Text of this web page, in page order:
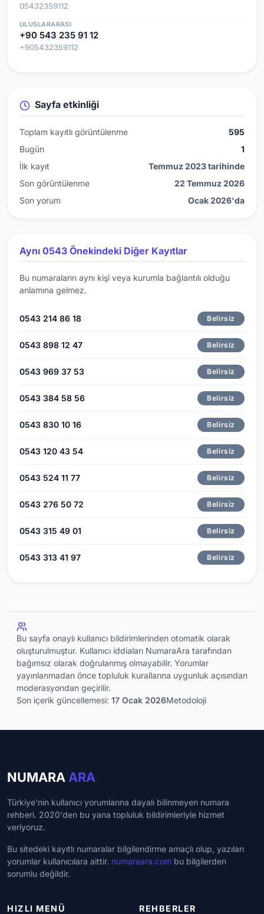
05432359112
ULUSLARARASI
+90 543 235 91 12
+905432359112
Sayfa etkinliği
Toplam kayıtlı görüntülenme
595
Bugün
1
İlk kayıt
Temmuz 2023 tarihinde
Son görüntülenme
22 Temmuz 2026
Son yorum
Ocak 2026'da
Aynı 0543 Önekindeki Diğer Kayıtlar
Bu numaraların aynı kişi veya kurumla bağlantılı olduğu
anlamına gelmez.
0543 214 86 18 Belirsiz
0543 898 12 47 Belirsiz
0543 969 37 53 Belirsiz
0543 384 58 56 Belirsiz
0543 830 10 16 Belirsiz
0543 120 43 54 Belirsiz
0543 524 11 77 Belirsiz
0543 276 50 72 Belirsiz
0543 315 49 01 Belirsiz
0543 313 41 97 Belirsiz
Bu sayfa onaylı kullanıcı bildirimlerinden otomatik olarak
oluşturulmuştur. Kullanıcı iddiaları NumaraAra tarafından
bağımsız olarak doğrulanmış olmayabilir. Yorumlar
yayınlanmadan önce topluluk kurallarına uygunluk açısından
moderasyondan geçirilir.
Son içerik güncellemesi: 17 Ocak 2026Metodoloji
NUMARA ARA
Türkiye'nin kullanıcı yorumlarına dayalı bilinmeyen numara
rehberi. 2020'den bu yana topluluk bildirimleriyle hizmet
veriyoruz.
Bu sitedeki kayıtlı numaralar bilgilendirme amaçlı olup, yazılan
yorumlar kullanıcılara aittir. numaraara.com bu bilgilerden
sorumlu değildir.
HIZLI MENÜ REHBERLER